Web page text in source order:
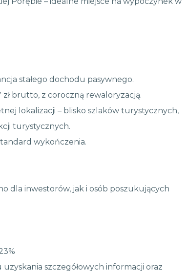
stałego dochodu pasywnego.
zł brutto, z coroczną rewaloryzacją.
lokalizacji – blisko szlaków turystycznych,
turystycznych.
wykończenia.
dla inwestorów, jak i osób poszukujących
szczegółowych informacji oraz